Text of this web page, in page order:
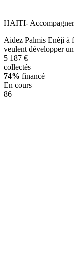
HAITI-
Aidez Palmis Enèji à
veulent développer
5 187 €
collectés
74% financé
En cours
86